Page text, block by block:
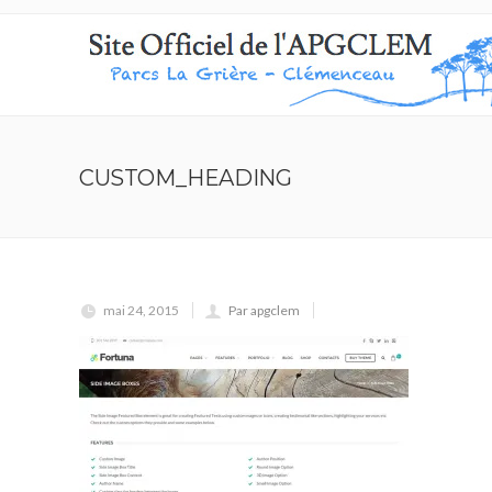
CUSTOM_HEADING
mai 24, 2015 Par apgclem